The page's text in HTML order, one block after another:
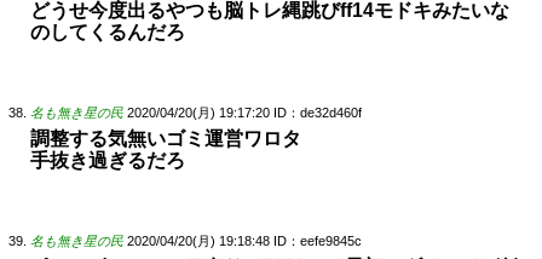
どうせ今度出るやつも脳トレ縄跳びff14モドキみたいな
のしてくるんだろ
名も無き星の民 2020/04/20(月) 19:17:20 ID：de32d460f
調整する気無いゴミ運営ワロタ
手抜き過ぎるだろ
名も無き星の民 2020/04/20(月) 19:18:48 ID：eefe9845c